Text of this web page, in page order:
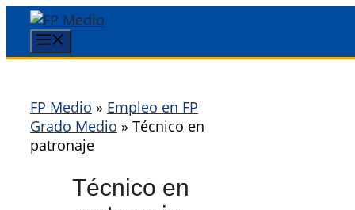
Saltar
contenido
FP Medio » Empleo en FP
Grado Medio » Técnico en
patronaje
Técnico en